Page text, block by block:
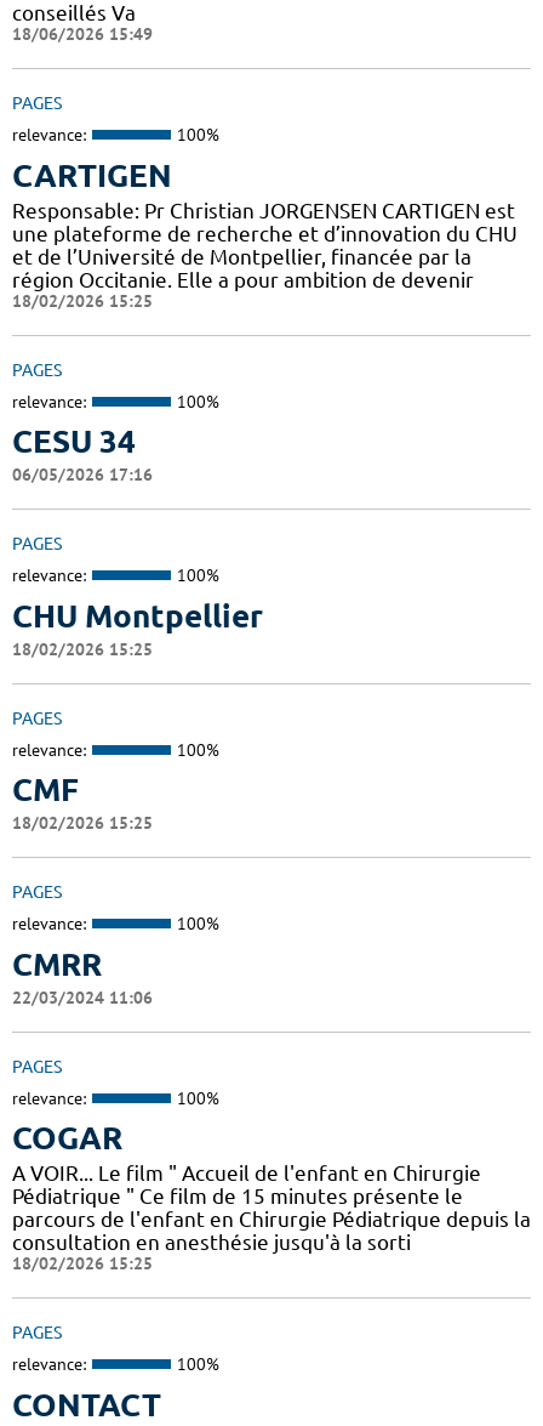
conseillés Va
18/06/2026 15:49
PAGES
relevance: 100%
CARTIGEN
Responsable: Pr Christian JORGENSEN CARTIGEN est
une plateforme de recherche et d’innovation du CHU
et de l’Université de Montpellier, financée par la
région Occitanie. Elle a pour ambition de devenir
18/02/2026 15:25
PAGES
relevance: 100%
CESU 34
06/05/2026 17:16
PAGES
relevance: 100%
CHU Montpellier
18/02/2026 15:25
PAGES
relevance: 100%
CMF
18/02/2026 15:25
PAGES
relevance: 100%
CMRR
22/03/2024 11:06
PAGES
relevance: 100%
COGAR
A VOIR... Le film " Accueil de l'enfant en Chirurgie
Pédiatrique " Ce film de 15 minutes présente le
parcours de l'enfant en Chirurgie Pédiatrique depuis la
consultation en anesthésie jusqu'à la sorti
18/02/2026 15:25
PAGES
relevance: 100%
CONTACT